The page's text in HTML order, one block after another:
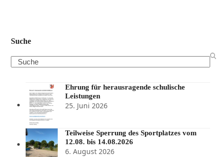
Suche
Search
Ehrung für herausragende schulische
Leistungen
25. Juni 2026
Teilweise Sperrung des Sportplatzes vom
12.08. bis 14.08.2026
6. August 2026